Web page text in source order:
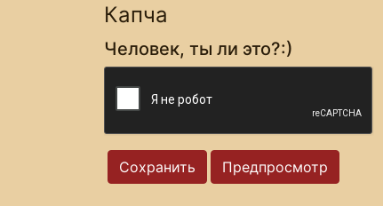
Капча
Человек, ты ли это?:)